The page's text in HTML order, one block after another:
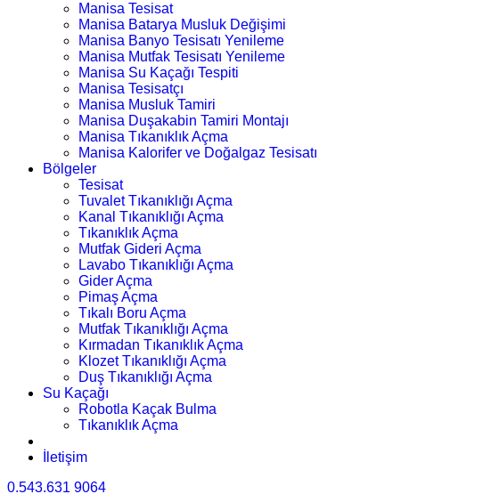
Manisa Tesisat
Manisa Batarya Musluk Değişimi
Manisa Banyo Tesisatı Yenileme
Manisa Mutfak Tesisatı Yenileme
Manisa Su Kaçağı Tespiti
Manisa Tesisatçı
Manisa Musluk Tamiri
Manisa Duşakabin Tamiri Montajı
Manisa Tıkanıklık Açma
Manisa Kalorifer ve Doğalgaz Tesisatı
Bölgeler
Tesisat
Tuvalet Tıkanıklığı Açma
Kanal Tıkanıklığı Açma
Tıkanıklık Açma
Mutfak Gideri Açma
Lavabo Tıkanıklığı Açma
Gider Açma
Pimaş Açma
Tıkalı Boru Açma
Mutfak Tıkanıklığı Açma
Kırmadan Tıkanıklık Açma
Klozet Tıkanıklığı Açma
Duş Tıkanıklığı Açma
Su Kaçağı
Robotla Kaçak Bulma
Tıkanıklık Açma
İletişim
0.543.631 9064